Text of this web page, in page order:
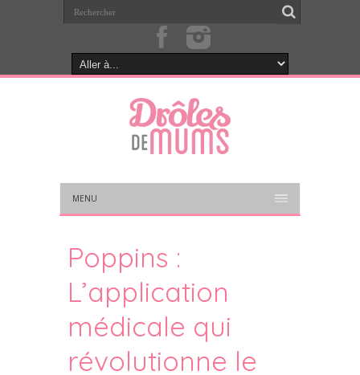
MENU
Poppins :
L’application
médicale qui
révolutionne le